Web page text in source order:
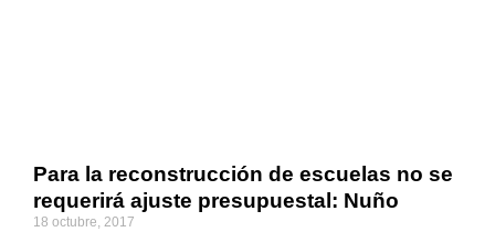
Para la reconstrucción de escuelas no se
requerirá ajuste presupuestal: Nuño
18 octubre, 2017